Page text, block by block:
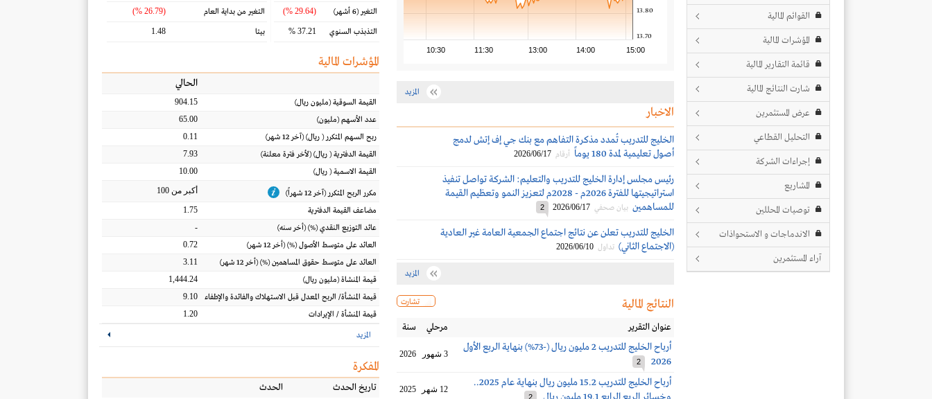
القوائم المالية
المؤشرات المالية
قائمة التقارير المالية
شارت النتائج المالية
عرض المستثمرين
التحليل القطاعي
إجراءات الشركة
المشاريع
توصيات المحللين
الاندماجات و الاستحواذات
آراء المستثمرين
10:30 11:30 13:00 14:00 15:00
13.70
13.80
المزيد
الاخبار
الخليج للتدريب تُمدد مذكرة التفاهم مع بنك جي إف إتش لدمج
أصول تعليمية لمدة 180 يوماً
أرقام 2026/06/17
رئيس مجلس إدارة الخليج للتدريب والتعليم: الشركة تواصل تنفيذ
استراتيجيتها للفترة 2026م - 2028م لتعزيز النمو وتعظيم القيمة
للمساهمين بيان صحفي 2026/06/17
2
الخليج للتدريب تعلن عن نتائج اجتماع الجمعية العامة غير العادية
(الاجتماع الثاني) تداول 2026/06/10
المزيد
تشارت النتائج المالية
عنوان التقرير مرحلي سنة
أرباح الخليج للتدريب 2 مليون ريال (-73%) بنهاية الربع الأول
2026
2
3 شهور 2026
أرباح الخليج للتدريب 15.2 مليون ريال بنهاية عام 2025..
2
12 شهر 2025
التغير(6 أشهر) (29.64 %)
التذبذب السنوي 37.21 %
التغير من بداية العام (26.79 %)
بيتا 1.48
المؤشرات المالية
الحالي
القيمة السوقية(مليون ريال)
904.15
عدد الأسهم(مليون)
65.00
ربح السهم المتكرر( ريال) (آخر 12 شهر)
0.11
القيمة الدفترية( ريال) (لأخر فترة معلنة)
7.93
القيمة الاسمية( ريال)
10.00
مكرر الربح المتكرر (آخر 12 شهراً) أكبر من 100
مضاعف القيمة الدفترية
1.75
عائد التوزيع النقدي(%) (أخر سنه)
-
العائد على متوسط الأصول(%) (أخر 12 شهر)
0.72
العائد على متوسط حقوق المساهمين(%) (أخر 12 شهر)
3.11
قيمة المنشاة(مليون ريال)
1,444.24
قيمة المنشأة/ الربح المعدل قبل الاستهلاك والفائدة والإطفاء
9.10
قيمة المنشأة / الإيرادات
1.20
المزيد
المفكرة
تاريخ الحدث الحدث